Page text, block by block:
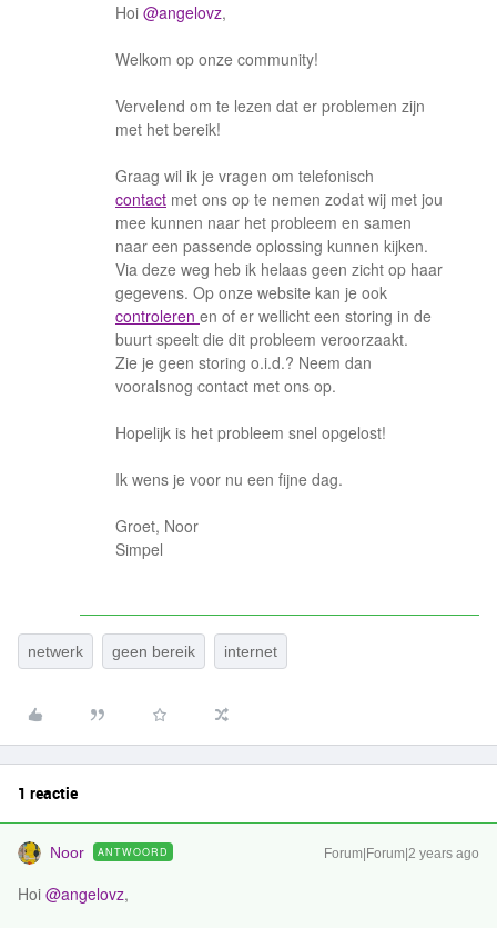
Hoi @angelovz,
Welkom op onze community!
Vervelend om te lezen dat er problemen zijn
met het bereik!
Graag wil ik je vragen om telefonisch
contact met ons op te nemen zodat wij met jou
mee kunnen naar het probleem en samen
naar een passende oplossing kunnen kijken.
Via deze weg heb ik helaas geen zicht op haar
gegevens. Op onze website kan je ook
controleren en of er wellicht een storing in de
buurt speelt die dit probleem veroorzaakt.
Zie je geen storing o.i.d.? Neem dan
vooralsnog contact met ons op.
Hopelijk is het probleem snel opgelost!
Ik wens je voor nu een fijne dag.
Groet, Noor
Simpel
netwerk geen bereik internet
1 reactie
Noor ANTWOORD Forum|Forum|2 years ago
Hoi @angelovz,